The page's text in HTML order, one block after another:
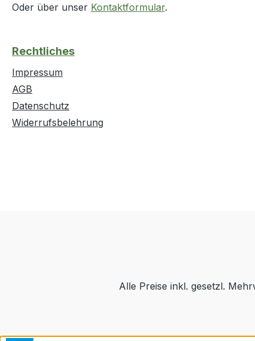
Oder über unser Kontaktformular.
Rechtliches
Impressum
AGB
Datenschutz
Widerrufsbelehrung
Alle Preise inkl. gesetzl.